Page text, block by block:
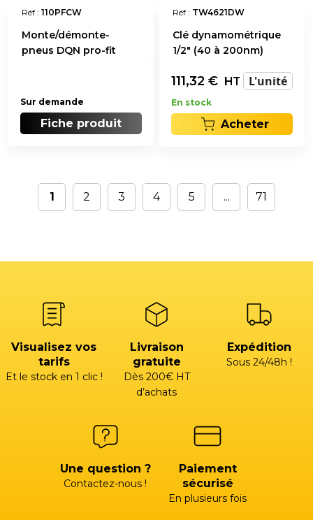
Réf : 110PFCW
Monte/démonte-
pneus DQN pro-fit
Sur demande
Fiche produit
Réf : TW4621DW
Clé dynamométrique
1/2" (40 à 200nm)
111,32 € HT L'unité
En stock
Acheter
1 2 3 4 5 ... 71
Visualisez vos
tarifs
Et le stock en 1 clic !
Livraison
gratuite
Dès 200€ HT
d’achats
Expédition
Sous 24/48h !
Une question ?
Contactez-nous !
Paiement
sécurisé
En plusieurs fois